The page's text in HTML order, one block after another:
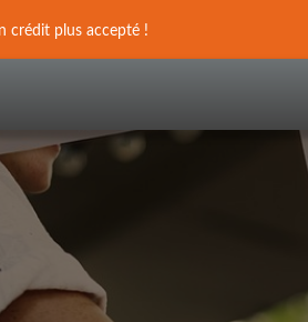
crédit plus accepté !